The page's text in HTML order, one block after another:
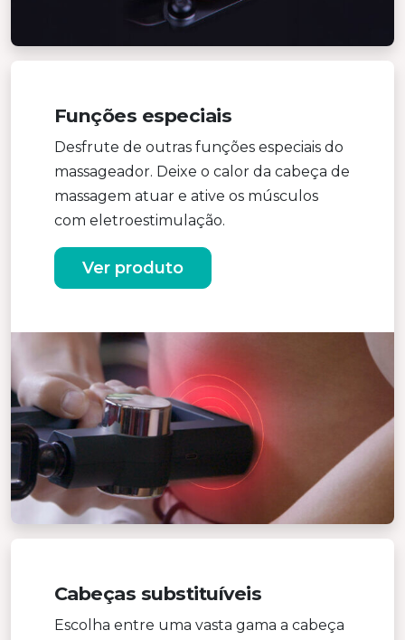
Funções especiais
Desfrute de outras funções especiais do
massageador. Deixe o calor da cabeça de
massagem atuar e ative os músculos
com eletroestimulação.
Ver produto
Cabeças substituíveis
Escolha entre uma vasta gama a cabeça